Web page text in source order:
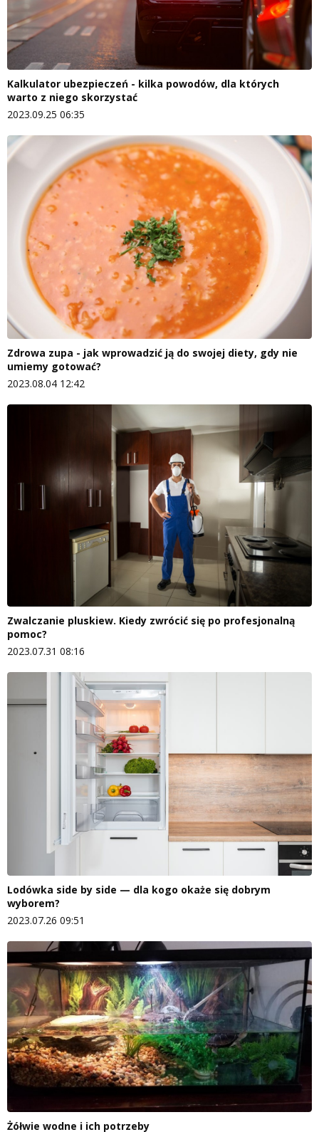
Kalkulator ubezpieczeń - kilka powodów, dla których
warto z niego skorzystać
2023.09.25 06:35
Zdrowa zupa - jak wprowadzić ją do swojej diety, gdy nie
umiemy gotować?
2023.08.04 12:42
Zwalczanie pluskiew. Kiedy zwrócić się po profesjonalną
pomoc?
2023.07.31 08:16
Lodówka side by side — dla kogo okaże się dobrym
wyborem?
2023.07.26 09:51
Żółwie wodne i ich potrzeby